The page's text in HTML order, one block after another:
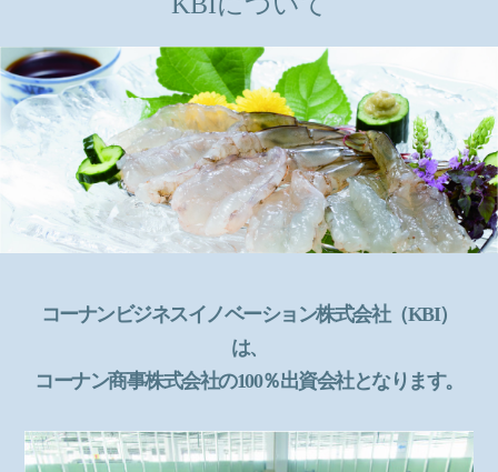
コーナンビジネスイノベーション株式会社（KBI）
は、
コーナン商事株式会社の100％出資会社となります。